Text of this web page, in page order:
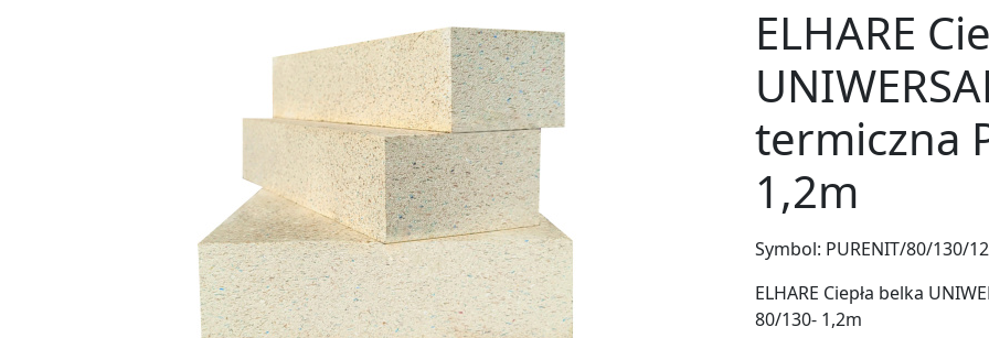
ELHARE
termiczna
1,2m
Symbol: PURENIT/80/130/
ELHARE Ciepła belka
80/130- 1,2m